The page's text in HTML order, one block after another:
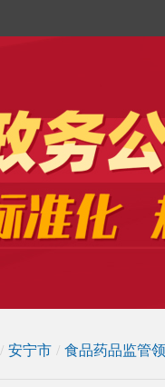
/ 安宁市 / 食品药品监管